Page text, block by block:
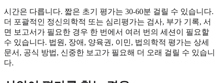
시간은 다릅니다. 짧은 초기 평가는 30-60분 걸릴 수 있습니다.
더 포괄적인 정신의학적 또는 심리평가는 검사, 부가 기록, 서
면 보고서가 필요한 경우 한 번에서 여러 번의 세션이 필요할
수 있습니다. 법원, 장애, 양육권, 이민, 법의학적 평가는 상세
문서, 공식 방법, 신중한 보고가 필요해 더 오래 걸릴 수 있습니
다.